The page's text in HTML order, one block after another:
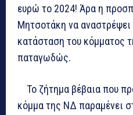
ευρώ το 2024! Άρα η
Μητσοτάκη να αναστρέψει
κατάσταση του κόμματος
παταγωδώς.
Το ζήτημα βέβαια που
κόμμα της ΝΔ παραμένει